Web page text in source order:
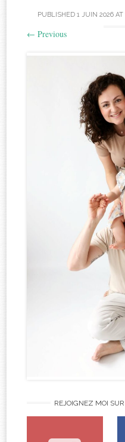
PUBLISHED 1 JUIN 2026AT
← Previous
REJOIGNEZ MOI